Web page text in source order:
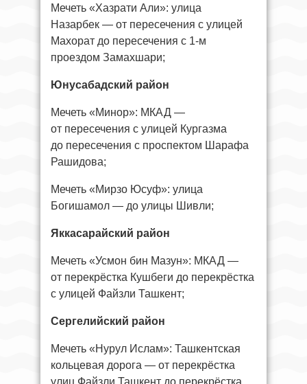
Мечеть «Хазрати Али»: улица
Назарбек — от пересечения с улицей
Махорат до пересечения с 1-м
проездом Замахшари;
Юнусабадский район
Мечеть «Минор»: МКАД —
от пересечения с улицей Кургазма
до пересечения с проспектом Шарафа
Рашидова;
Мечеть «Мирзо Юсуф»: улица
Богишамол — до улицы Шивли;
Яккасарайский район
Мечеть «Усмон бин Мазун»: МКАД —
от перекрёстка Кушбеги до перекрёстка
с улицей Файзли Ташкент;
Сергелийский район
Мечеть «Нурул Ислам»: Ташкентская
кольцевая дорога — от перекрёстка
улиц Файзли Ташкент до перекрёстка